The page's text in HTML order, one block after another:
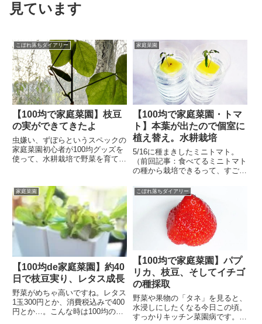
見ています
こぼれ落ちダイアリー
【100均で家庭菜園】枝豆
の実ができてきたよ
虫嫌い、ずぼらというスペックの
家庭菜園初心者が100均グッズを
使って、水耕栽培で野菜を育てて
いつ咲くのか毎日たのしみにして
いたんだけど。ある朝みたら、頭
を垂れたつぼみが…。げげっ！...
家庭菜園
【100均で家庭菜園・トマ
ト】本葉が出たので個室に
植え替え。水耕栽培
5/16に種まきしたミニトマト。
（前回記事：食べてるミニトマト
の種から栽培できるって、すごい
出たので、個室に移動いただきま
した。ペットボトルへ植え替え植
え替えといっても、ペットボトル
を2つに切って、上部を逆さま...
家庭菜園
【100均de家庭菜園】約40
日で枝豆実り、レタス成長
野菜がめちゃ高いですね。レタス
1玉300円とか、消費税込みで400
円とか…。こんな時は100均の家
こぼれ落ちダイアリー
【100均で家庭菜園】パプ
リカ、枝豆、そしてイチゴ
の種採取
野菜や果物の「タネ」を見ると、
水浸しにしたくなる今日この頃。
すっかりキッチン菜園病です。パ